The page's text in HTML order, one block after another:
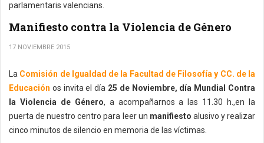
parlamentaris valencians.
Manifiesto contra la Violencia de Género
17 NOVIEMBRE 2015
La Comisión de Igualdad de la Facultad de Filosofía y CC. de la
Educación os invita el día 25 de Noviembre, día Mundial Contra
la Violencia de Género, a acompañarnos a las 11.30 h.,en la
puerta de nuestro centro para leer un manifiesto alusivo y realizar
cinco minutos de silencio en memoria de las víctimas.